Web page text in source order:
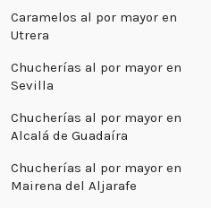
Caramelos al por mayor en
Utrera
Chucherías al por mayor en
Sevilla
Chucherías al por mayor en
Alcalá de Guadaíra
Chucherías al por mayor en
Mairena del Aljarafe